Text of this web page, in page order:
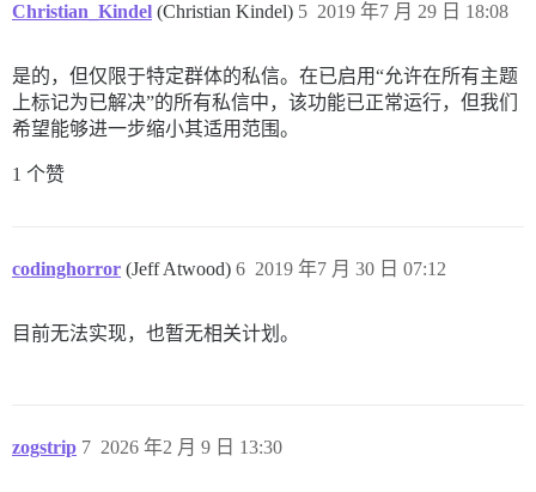
Christian_Kindel (Christian Kindel) 2019 年7 月 29 日 18:08
5
是的，但仅限于特定群体的私信。在已启用“允许在所有主题
上标记为已解决”的所有私信中，该功能已正常运行，但我们
希望能够进一步缩小其适用范围。
1 个赞
codinghorror (Jeff Atwood) 2019 年7 月 30 日 07:12
6
目前无法实现，也暂无相关计划。
zogstrip 2026 年2 月 9 日 13:30
7